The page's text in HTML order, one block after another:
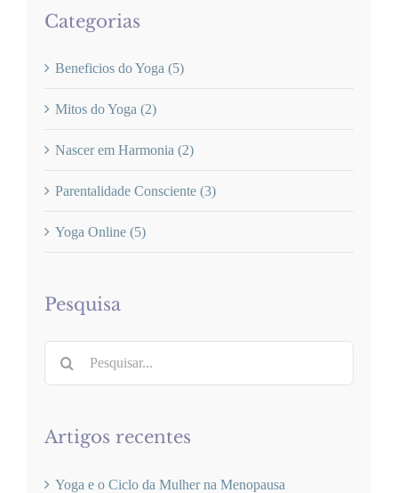
Categorias
Beneficios do Yoga (5)
Mitos do Yoga (2)
Nascer em Harmonia (2)
Parentalidade Consciente (3)
Yoga Online (5)
Pesquisa
Artigos recentes
Yoga e o Ciclo da Mulher na Menopausa